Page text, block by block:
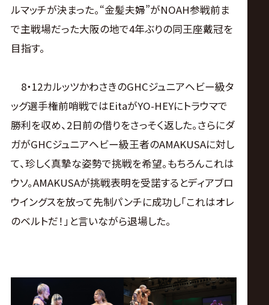
ルマッチが決まった。“金髪夫婦”がNOAH参戦前ま
で主戦場だった大阪の地で4年ぶりの同王座戴冠を
目指す。
8・12カルッツかわさきのGHCジュニアヘビー級タ
ッグ選手権前哨戦ではEitaがYO-HEYにトラウマで
勝利を収め、2日前の借りをさっそく返した。さらにダ
ガがGHCジュニアヘビー級王者のAMAKUSAに対し
て、珍しく真摯な姿勢で挑戦を希望。もちろんこれは
ウソ。AMAKUSAが挑戦表明を受諾するとディアブロ
ウイングスを放って先制パンチに成功し「これはオレ
のベルトだ！」と言いながら退場した。